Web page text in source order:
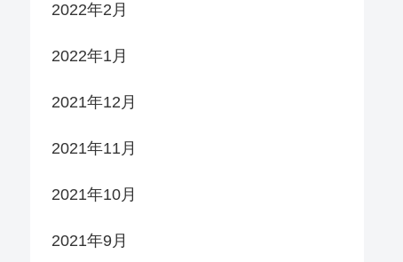
2022年2月
2022年1月
2021年12月
2021年11月
2021年10月
2021年9月